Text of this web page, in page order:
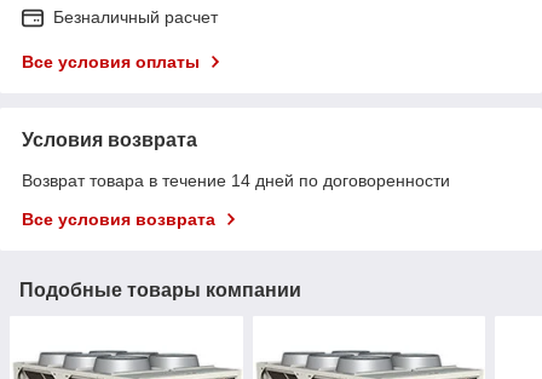
Безналичный расчет
Все условия оплаты
Условия возврата
Возврат товара в течение 14 дней по договоренности
Все условия возврата
Подобные товары компании